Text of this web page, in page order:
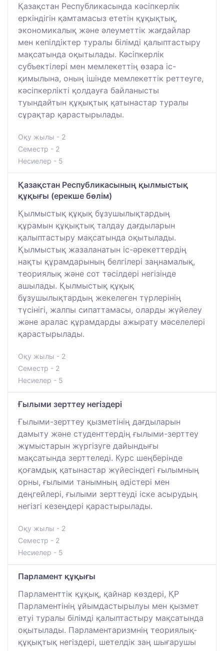
Қазақстан Республикасында кәсіпкерлік
еркіндігін қамтамасыз ететін құқықтық,
экономикалық және әлеуметтік жағдайлар
мен кепілдіктер туралы білімді қалыптастыру
мақсатында оқытылады. Кәсіпкерлік
субъектілері мен мемлекеттің өзара іс-
қимылына, оның ішінде мемлекеттік реттеуге,
кәсіпкерлікті қолдауға байланысты
туындайтын құқықтық қатынастар туралы
сұрақтар қарастырылады.
Оқу жылы - 2
Семестр - 2
Несиелер - 5
Қазақстан Республикасының қылмыстық
құқығы (ерекше бөлім)
Қылмыстық құқық бұзушылықтардың
құрамын құқықтық талдау дағдыларын
қалыптастыру мақсатында оқытылады.
Қылмыстық жазаланатын іс-әрекеттердің
нақты құрамдарының белгілері заңнамалық,
теориялық және сот тәсілдері негізінде
ашылады. Қылмыстық құқық
бұзушылықтардың жекелеген түрлерінің
түсінігі, жалпы сипаттамасы, оларды жүйелеу
және аралас құрамдарды ажырату мәселелері
қарастырылады.
Оқу жылы - 2
Семестр - 2
Несиелер - 5
Ғылыми зерттеу негіздері
Ғылыми-зерттеу қызметінің дағдыларын
дамыту және студенттердің ғылыми-зерттеу
жұмыстарын жүргізуге дайындығы
мақсатында зерттеледі. Курс шеңберінде
қоғамдық қатынастар жүйесіндегі ғылымның
орны, ғылыми танымның әдістері мен
деңгейлері, ғылыми зерттеуді іске асырудың
негізгі кезеңдері қарастырылады.
Оқу жылы - 2
Семестр - 2
Несиелер - 5
Парламент құқығы
Парламенттік құқық, қайнар көздері, ҚР
Парламентінің ұйымдастырылуы мен қызмет
етуі туралы білімді қалыптастыру мақсатында
оқытылады. Парламентаризмнің теориялық-
құқықтық негіздері, шетелдік заң шығарушы